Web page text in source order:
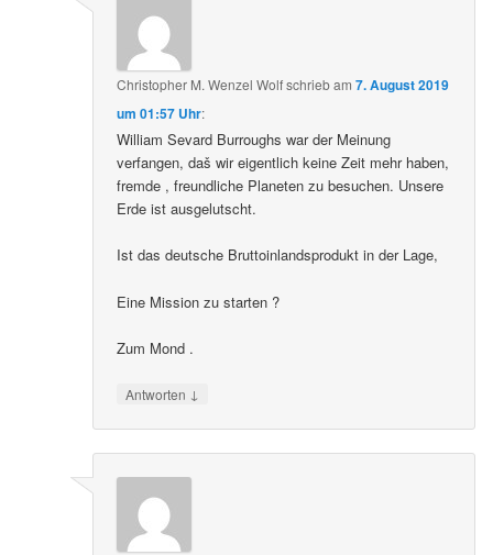
Christopher M. Wenzel Wolfschriebam7. August 2019
um 01:57 Uhr:
William Sevard Burroughs war der Meinung
verfangen, daš wir eigentlich keine Zeit mehr haben,
fremde , freundliche Planeten zu besuchen. Unsere
Erde ist ausgelutscht.
Ist das deutsche Bruttoinlandsprodukt in der Lage,
Eine Mission zu starten ?
Zum Mond .
Antworten ↓